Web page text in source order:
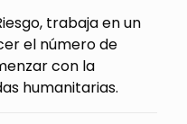
trabaja en un
el número de
con la
humanitarias.